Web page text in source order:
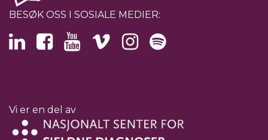
BESØK OSS I SOSIALE MEDIER:
Vi er en del av